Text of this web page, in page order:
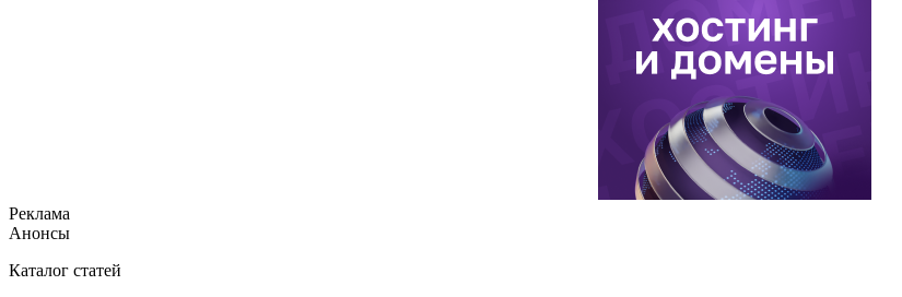
Реклама
Анонсы
Каталог статей